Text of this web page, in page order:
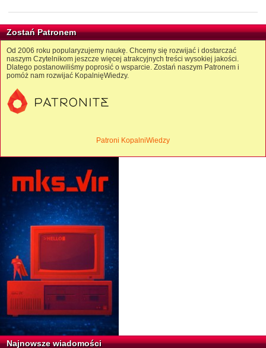
Zostań Patronem
Od 2006 roku popularyzujemy naukę. Chcemy się rozwijać i dostarczać
naszym Czytelnikom jeszcze więcej atrakcyjnych treści wysokiej jakości.
Dlatego postanowiliśmy poprosić o wsparcie. Zostań naszym Patronem i
pomóż nam rozwijać KopalnięWiedzy.
Patroni KopalniWiedzy
Najnowsze wiadomości